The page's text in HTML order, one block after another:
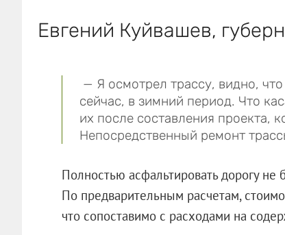
Евгений Куйвашев,
— Я осмотрел трассу, видно,
сейчас, в зимний период. Что
их после составления проекта,
Непосредственный ремонт
Полностью асфальтировать дорогу не
По предварительным расчетам,
что сопоставимо с расходами на